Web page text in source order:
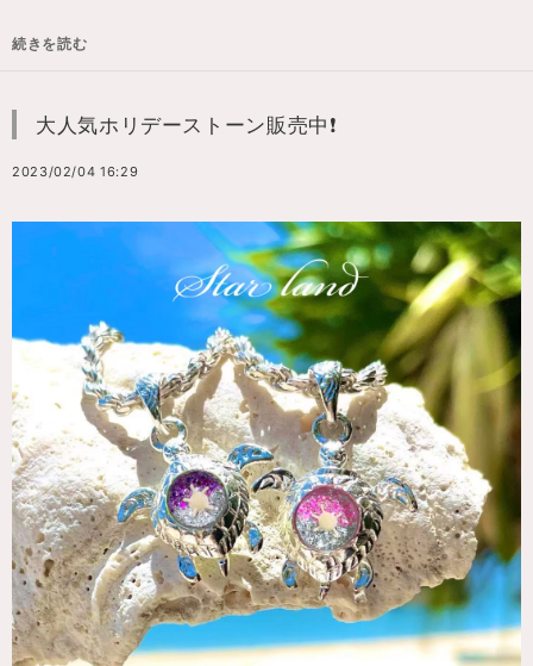
続きを読む
大人気ホリデーストーン販売中❗️
2023/02/04 16:29